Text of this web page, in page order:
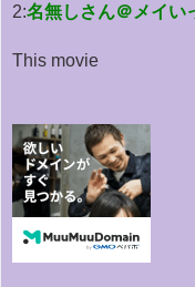
2:名無しさん＠メイい
This movie